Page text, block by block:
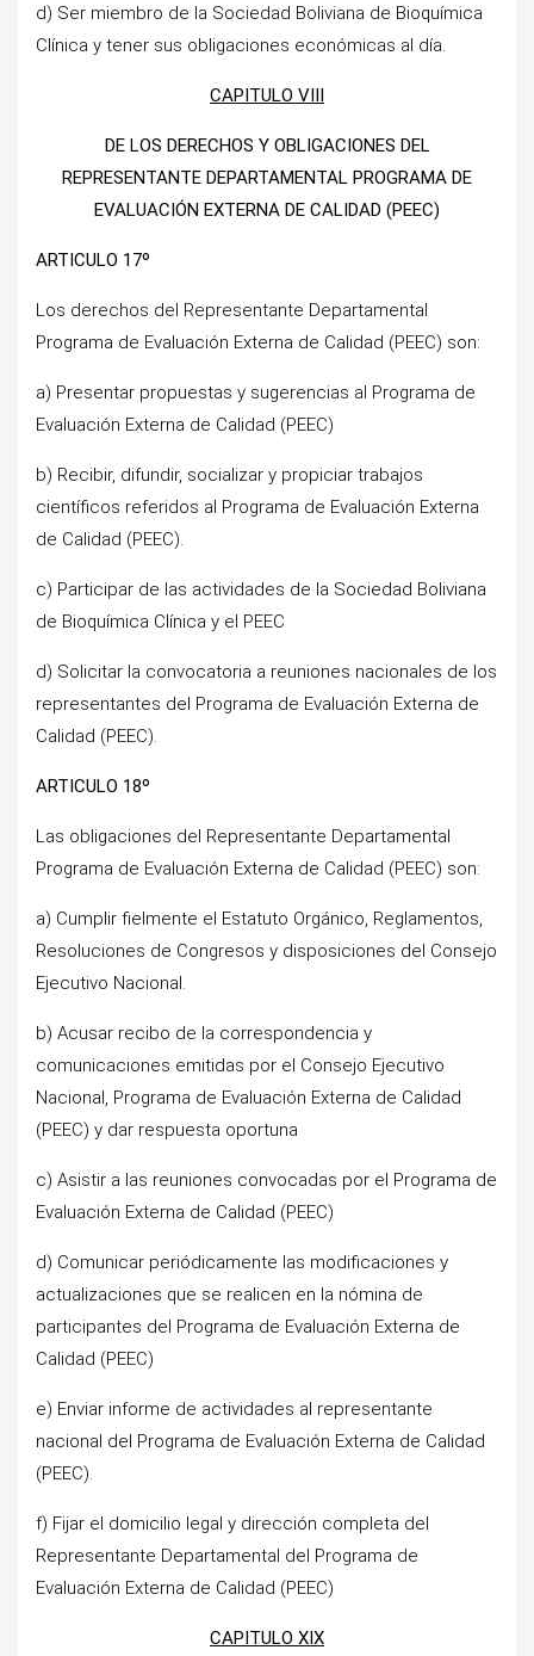
d) Ser miembro de la Sociedad Boliviana de Bioquímica
Clínica y tener sus obligaciones económicas al día.
CAPITULO VIII
DE LOS DERECHOS Y OBLIGACIONES DEL
REPRESENTANTE DEPARTAMENTAL PROGRAMA DE
EVALUACIÓN EXTERNA DE CALIDAD (PEEC)
ARTICULO 17º
Los derechos del Representante Departamental
Programa de Evaluación Externa de Calidad (PEEC) son:
a) Presentar propuestas y sugerencias al Programa de
Evaluación Externa de Calidad (PEEC)
b) Recibir, difundir, socializar y propiciar trabajos
científicos referidos al Programa de Evaluación Externa
de Calidad (PEEC).
c) Participar de las actividades de la Sociedad Boliviana
de Bioquímica Clínica y el PEEC
d) Solicitar la convocatoria a reuniones nacionales de los
representantes del Programa de Evaluación Externa de
Calidad (PEEC).
ARTICULO 18º
Las obligaciones del Representante Departamental
Programa de Evaluación Externa de Calidad (PEEC) son:
a) Cumplir fielmente el Estatuto Orgánico, Reglamentos,
Resoluciones de Congresos y disposiciones del Consejo
Ejecutivo Nacional.
b) Acusar recibo de la correspondencia y
comunicaciones emitidas por el Consejo Ejecutivo
Nacional, Programa de Evaluación Externa de Calidad
(PEEC) y dar respuesta oportuna
c) Asistir a las reuniones convocadas por el Programa de
Evaluación Externa de Calidad (PEEC)
d) Comunicar periódicamente las modificaciones y
actualizaciones que se realicen en la nómina de
participantes del Programa de Evaluación Externa de
Calidad (PEEC)
e) Enviar informe de actividades al representante
nacional del Programa de Evaluación Externa de Calidad
(PEEC).
f) Fijar el domicilio legal y dirección completa del
Representante Departamental del Programa de
Evaluación Externa de Calidad (PEEC)
CAPITULO XIX